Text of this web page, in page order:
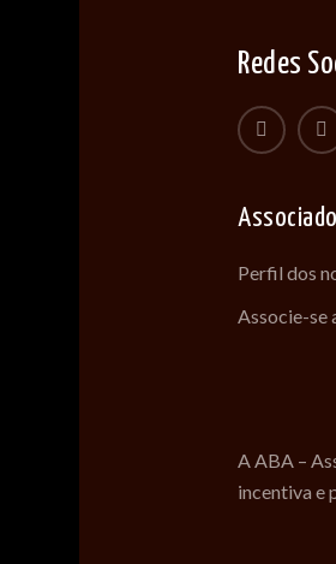
Redes
Perfil dos
Associe-se
A ABA –
incentiva e